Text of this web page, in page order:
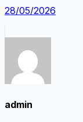
28/05/2026
admin